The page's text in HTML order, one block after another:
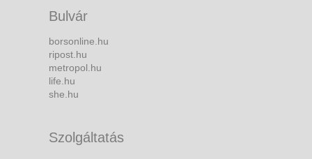
Bulvár
borsonline.hu
ripost.hu
metropol.hu
life.hu
she.hu
Szolgáltatás